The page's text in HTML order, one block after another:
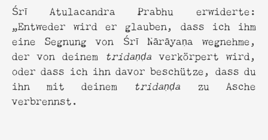
Śrī Atulacandra Prabhu erwiderte:
„Entweder wird er glauben, dass ich ihm
eine Segnung von Śrī Nārāyaṇa wegnehme,
der von deinem tridaṇḍaverkörpert wird,
oder dass ich ihn davor beschütze, dass du
ihn mit deinem tridaṇḍazu Asche
verbrennst.